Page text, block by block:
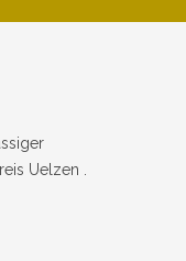
Uelzen .